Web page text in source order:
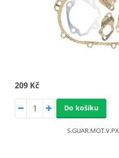
209 Kč
Do košíku